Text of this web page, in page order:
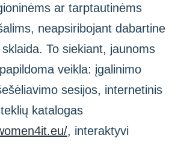
ar tarptautinėms
neapsiribojant dabartine
To siekiant, jaunoms
veikla: įgalinimo
sesijos, internetinis
katalogas
, interaktyvi